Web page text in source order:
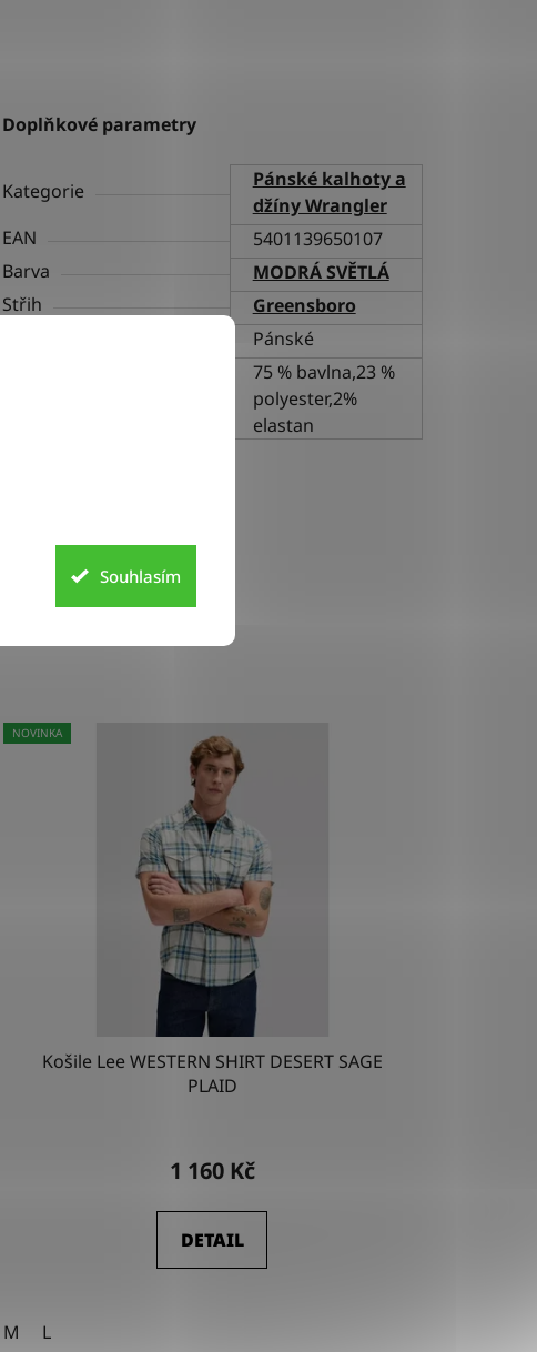
Souhlasím
Doplňkové parametry
Kategorie
Pánské kalhoty a
džíny Wrangler
EAN
5401139650107
Barva
MODRÁ SVĚTLÁ
Střih
Greensboro
Pánské
75 % bavlna,23 %
polyester,2%
elastan
NOVINKA
Košile Lee WESTERN SHIRT DESERT SAGE
PLAID
1 160 Kč
DETAIL
M L